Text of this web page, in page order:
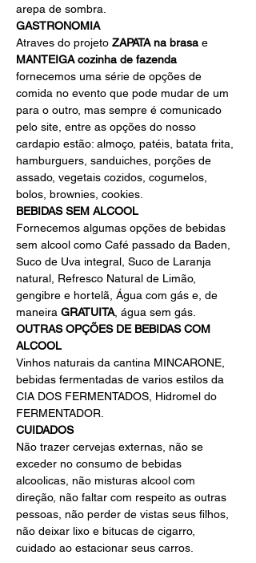
arepa de sombra.
GASTRONOMIA
Atraves do projeto ZAPATA na brasa e
MANTEIGA cozinha de fazenda
fornecemos uma série de opções de
comida no evento que pode mudar de um
para o outro, mas sempre é comunicado
pelo site, entre as opções do nosso
cardapio estão: almoço, patéis, batata frita,
hamburguers, sanduiches, porções de
assado, vegetais cozidos, cogumelos,
bolos, brownies, cookies.
BEBIDAS SEM ALCOOL
Fornecemos algumas opções de bebidas
sem alcool como Café passado da Baden,
Suco de Uva integral, Suco de Laranja
natural, Refresco Natural de Limão,
gengibre e hortelã, Água com gás e, de
maneira GRATUITA, água sem gás.
OUTRAS OPÇÕES DE BEBIDAS COM
ALCOOL
Vinhos naturais da cantina MINCARONE,
bebidas fermentadas de varios estilos da
CIA DOS FERMENTADOS, Hidromel do
FERMENTADOR.
CUIDADOS
Não trazer cervejas externas, não se
exceder no consumo de bebidas
alcoolicas, não misturas alcool com
direção, não faltar com respeito as outras
pessoas, não perder de vistas seus filhos,
não deixar lixo e bitucas de cigarro,
cuidado ao estacionar seus carros.